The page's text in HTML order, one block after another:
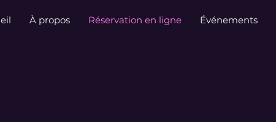
À propos Réservation en ligne Événements